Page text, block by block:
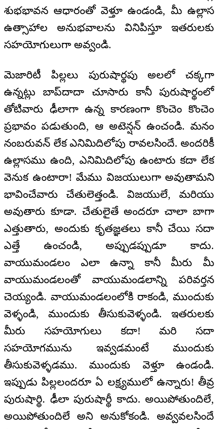
శుభభావన ఆధారంతో వెళ్తూ ఉండండి, మీ ఉల్లాస
ఉత్సాహాల అనుభవాలను వినిపిస్తూ ఇతరులకు
సహయోగులుగా అవ్వండి.
మెజారిటీ పిల్లలు పురుషార్థపు అలలో చక్కగా
ఉన్నట్లు బాప్‍దాదా చూసారు కానీ పురుషార్థంలో
తోటివారు ఢీలాగా ఉన్న కారణంగా కొంచెం కొంచెం
ప్రభావం పడుతుంది, ఆ అటెన్షన్ ఉంచండి. మనం
నంబరువన్ లేక ఎనిమిదిలోపు రావలసిందే. అందరికీ
ఉల్లాసము ఉంది, ఎనిమిదిలోపు ఉంటారు కదా లేక
వెనుక ఉంటారా! మేము విజయులుగా అవుతామని
భావించేవారు చేతులెత్తండి. విజయులే, మరియు
అవుతారు కూడా. చేతులైతే అందరూ చాలా బాగా
ఎత్తుతారు, అందుకు కృతజ్ఞతలు కానీ చేయి సదా
ఎత్తే ఉంచండి, అప్పుడప్పుడూ కాదు.
వాయుమండలం ఎలా ఉన్నా కానీ మీరు మీ
వాయుమండలంతో వాయుమండలాన్ని పరివర్తన
చెయ్యండి. వాయుమండలంలోకి రాకండి, ముందుకు
వెళ్ళండి, ముందుకు తీసుకువెళ్ళండి. ఇతరులకు
మీరు సహయోగులు కదా! మరి సదా
సహయోగమును ఇవ్వడమంటే ముందుకు
తీసుకువెళ్ళడము. ముందుకు వెళ్తూ ఉండండి.
ఇప్పుడు పిల్లలందరూ ఏ లక్ష్యములో ఉన్నారు! తీవ్ర
పురుషార్థి. ఢీలా పురుషార్థీ కాదు. అయిపోతుందిలే,
అయిపోతుందిలే అని అనుకోకండి. అవ్వవలసిందే